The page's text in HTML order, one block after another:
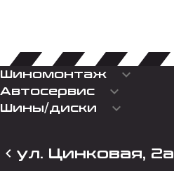
Шиномонтаж keyboard_arrow_down
Автосервис keyboard_arrow_down
Шины/диски keyboard_arrow_down
ул. Цинковая, 2а